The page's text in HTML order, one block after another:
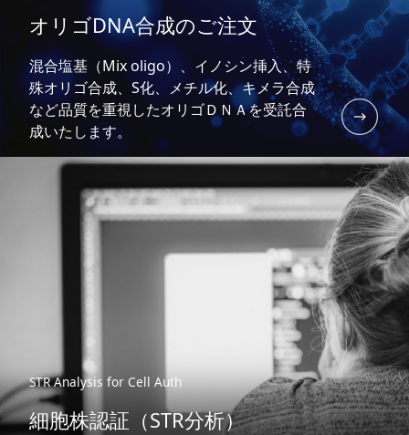
オリゴDNA合成のご注文
混合塩基（Mix oligo）、イノシン挿入、特
殊オリゴ合成、S化、メチル化、キメラ合成
など品質を重視したオリゴＤＮＡを受託合
成いたします。
STR Analysis for Cell Auth
細胞株認証（STR分析）